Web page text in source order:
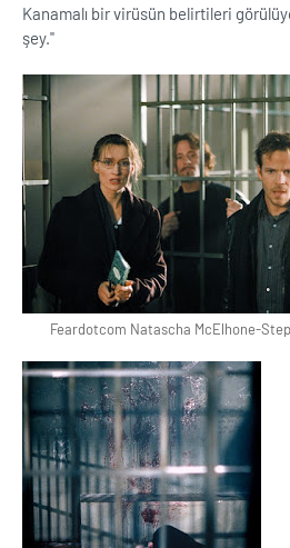
Kanamalı bir virüsün belirtileri
şey.''
Feardotcom Natascha McElhone-